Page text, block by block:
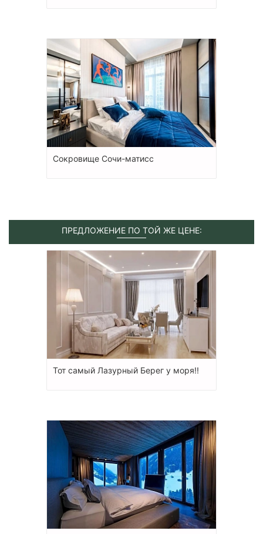
Сокровище Сочи-матисс
ПРЕДЛОЖЕНИЕ ПО ТОЙ ЖЕ ЦЕНЕ:
Тот самый Лазурный Берег у моря!!